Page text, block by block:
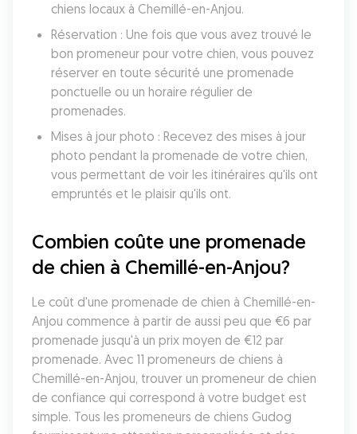
chiens locaux à Chemillé-en-Anjou.
Réservation : Une fois que vous avez trouvé le
bon promeneur pour votre chien, vous pouvez
réserver en toute sécurité une promenade
ponctuelle ou un horaire régulier de
promenades.
Mises à jour photo : Recevez des mises à jour
photo pendant la promenade de votre chien,
vous permettant de voir les itinéraires qu'ils ont
empruntés et le plaisir qu'ils ont.
Combien coûte une promenade
de chien à Chemillé-en-Anjou?
Le coût d'une promenade de chien à Chemillé-en-
Anjou commence à partir de aussi peu que €6 par
promenade jusqu'à un prix moyen de €12 par
promenade. Avec 11 promeneurs de chiens à
Chemillé-en-Anjou, trouver un promeneur de chien
de confiance qui correspond à votre budget est
simple. Tous les promeneurs de chiens Gudog